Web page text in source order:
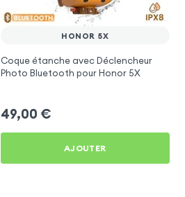
HONOR 5X
Coque étanche avec Déclencheur
Photo Bluetooth pour Honor 5X
49,00 €
AJOUTER